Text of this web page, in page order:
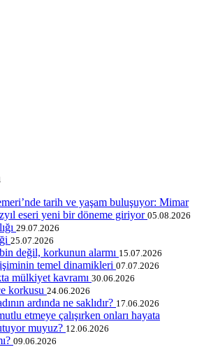
tarih ve yaşam buluşuyor: Mimar
eseri yeni bir döneme giriyor 05.08.2026
29.07.2026
25.07.2026
değil, korkunun alarmı 15.07.2026
temel dinamikleri 07.07.2026
mülkiyet kavramı 30.06.2026
korkusu 24.06.2026
ardında ne saklıdır? 17.06.2026
etmeye çalışırken onları hayata
muyuz? 12.06.2026
09.06.2026